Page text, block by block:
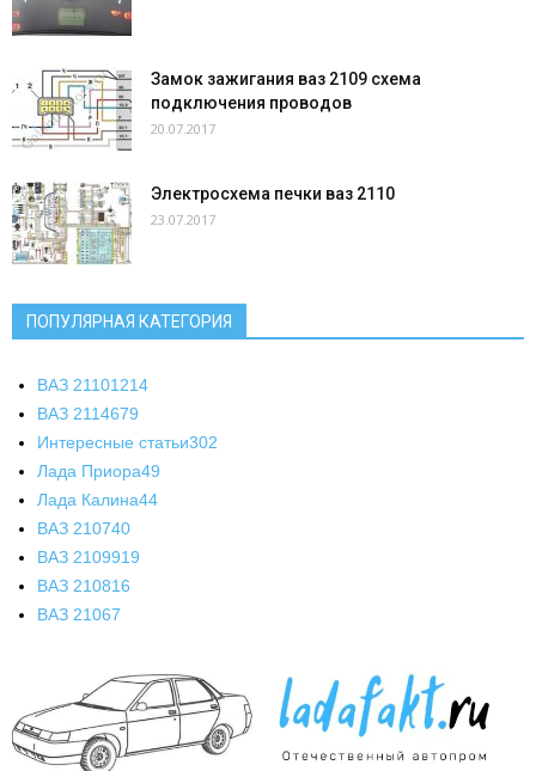
Замок зажигания ваз 2109 схема
подключения проводов
20.07.2017
Электросхема печки ваз 2110
23.07.2017
ПОПУЛЯРНАЯ КАТЕГОРИЯ
ВАЗ 21101214
ВАЗ 2114679
Интересные статьи302
Лада Приора49
Лада Калина44
ВАЗ 210740
ВАЗ 2109919
ВАЗ 210816
ВАЗ 21067